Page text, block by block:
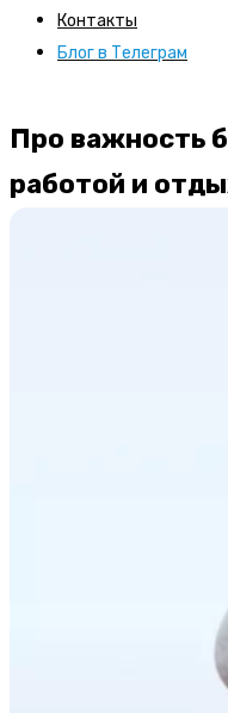
Контакты
Блог в Телеграм
Про важность
работой и